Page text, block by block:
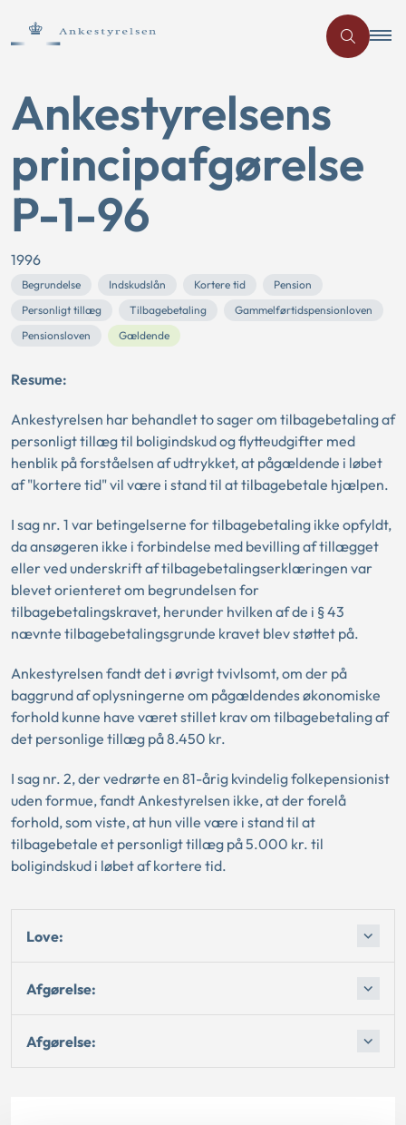
Ankestyrelsens
principafgørelse
P-1-96
1996
Begrundelse Indskudslån Kortere tid
Pension
Personligt tillæg
Tilbagebetaling
Gammelførtidspensionloven
Pensionsloven
Gældende
Resume:
Ankestyrelsen har behandlet to sager om tilbagebetaling af
personligt tillæg til boligindskud og flytteudgifter med
henblik på forståelsen af udtrykket, at pågældende i løbet
af "kortere tid" vil være i stand til at tilbagebetale hjælpen.
I sag nr. 1 var betingelserne for tilbagebetaling ikke opfyldt,
da ansøgeren ikke i forbindelse med bevilling af tillægget
eller ved underskrift af tilbagebetalingserklæringen var
blevet orienteret om begrundelsen for
tilbagebetalingskravet, herunder hvilken af de i § 43
nævnte tilbagebetalingsgrunde kravet blev støttet på.
Ankestyrelsen fandt det i øvrigt tvivlsomt, om der på
baggrund af oplysningerne om pågældendes økonomiske
forhold kunne have været stillet krav om tilbagebetaling af
det personlige tillæg på 8.450 kr.
I sag nr. 2, der vedrørte en 81-årig kvindelig folkepensionist
uden formue, fandt Ankestyrelsen ikke, at der forelå
forhold, som viste, at hun ville være i stand til at
tilbagebetale et personligt tillæg på 5.000 kr. til
boligindskud i løbet af kortere tid.
Love:
Afgørelse:
Afgørelse: